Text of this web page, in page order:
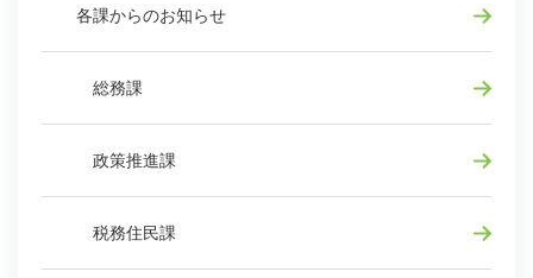
各課からのお知らせ
総務課
政策推進課
税務住民課